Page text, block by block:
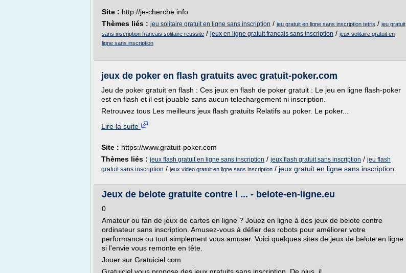
Site : http://je-cherche.info
Thèmes liés : jeu solitaire gratuit en ligne sans inscription / jeu gratuit en ligne sans inscription tetris / jeu gratuit
sans inscription francais solitaire reussite / jeux en ligne gratuit francais sans inscription / jeux solitaire gratuit en
ligne sans inscription
jeux de poker en flash gratuits avec gratuit-poker.com
Jeu de poker gratuit en flash : Ces jeux en flash de poker gratuit : Le jeu en ligne flash-poker
est en flash et il est jouable sans aucun telechargement ni inscription.
Retrouvez tous Les meilleurs jeux flash gratuits Relatifs au poker. Le poker...
Lire la suite
Site : https://www.gratuit-poker.com
Thèmes liés : jeux flash gratuit en ligne sans inscription / jeux flash gratuit sans inscription / jeu flash
gratuit sans inscription / jeux video gratuit en ligne sans inscription / jeux gratuit en ligne sans inscription
Jeux de belote gratuite contre l ... - belote-en-ligne.eu
0
Amateur ou fan de jeux de cartes en ligne ? Jouez en ligne à des jeux de belote contre
ordinateur sans inscription. Amusez-vous à défier des robots pour améliorer votre
performance ou tout simplement vous amuser. Voici quelques sites de jeux de belote en ligne
si l'envie vous remonte en tête.
Jouer sur Gratuiciel.com